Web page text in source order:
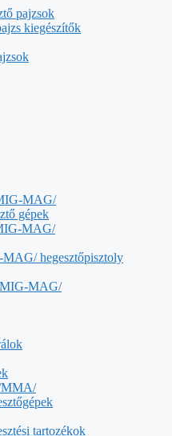
pajzsok
kiegészítők
MAG/
gépek
MAG/
hegesztőpisztoly
MAG/
/MMA/
tartozékok